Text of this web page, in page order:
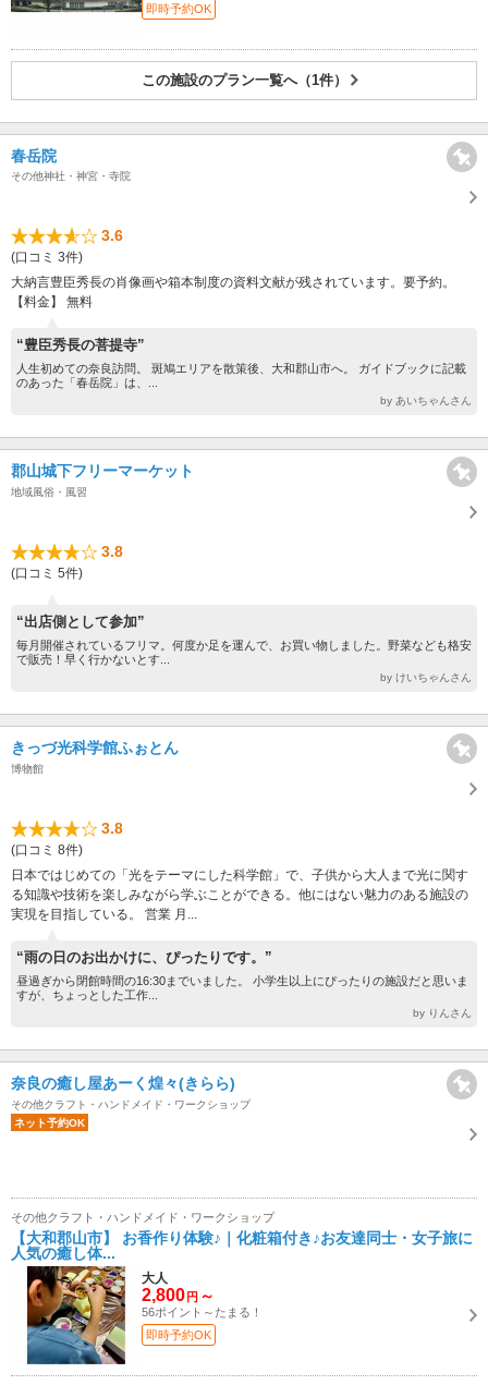
即時予約OK
この施設のプラン一覧へ（1件）
春岳院
その他神社・神宮・寺院
3.6
(口コミ 3件)
大納言豊臣秀長の肖像画や箱本制度の資料文献が残されています。要予約。
【料金】 無料
“豊臣秀長の菩提寺”
人生初めての奈良訪問。 斑鳩エリアを散策後、大和郡山市へ。 ガイドブックに記載
のあった「春岳院」は、...
by あいちゃんさん
郡山城下フリーマーケット
地域風俗・風習
3.8
(口コミ 5件)
“出店側として参加”
毎月開催されているフリマ。何度か足を運んで、お買い物しました。野菜なども格安
で販売！早く行かないとす...
by けいちゃんさん
きっづ光科学館ふぉとん
博物館
3.8
(口コミ 8件)
日本ではじめての「光をテーマにした科学館」で、子供から大人まで光に関す
る知識や技術を楽しみながら学ぶことができる。他にはない魅力のある施設の
実現を目指している。 営業 月...
“雨の日のお出かけに、ぴったりです。”
昼過ぎから閉館時間の16:30までいました。 小学生以上にぴったりの施設だと思いま
すが、ちょっとした工作...
by りんさん
奈良の癒し屋あーく煌々(きらら)
その他クラフト・ハンドメイド・ワークショップ
ネット予約OK
その他クラフト・ハンドメイド・ワークショップ
【大和郡山市】 お香作り体験♪｜化粧箱付き♪お友達同士・女子旅に
人気の癒し体...
大人
2,800 円 ～
56ポイント～たまる！
即時予約OK